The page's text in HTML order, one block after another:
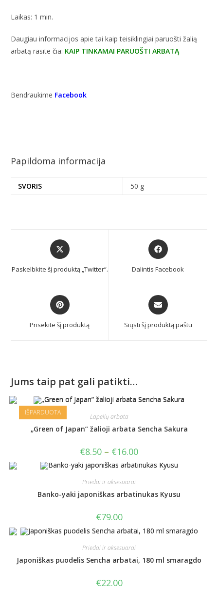
Laikas: 1 min.
Daugiau informacijos apie tai kaip teisiklingiai paruošti žalią
arbatą rasite čia: KAIP TINKAMAI PARUOŠTI ARBATĄ
Bendraukime Facebook
Papildoma informacija
SVORIS 50 g
Paskelbkite šį produktą „Twitter“. Dalintis Facebook
Prisekite šį produktą Siųsti šį produktą paštu
Jums taip pat gali patikti…
IŠPARDUOTA Lapelių arbata
„Green of Japan” žalioji arbata Sencha Sakura
€8.50 – €16.00
Priedai ir aksesuarai
Banko-yaki japoniškas arbatinukas Kyusu
€79.00
Priedai ir aksesuarai
Japoniškas puodelis Sencha arbatai, 180 ml smaragdo
€22.00